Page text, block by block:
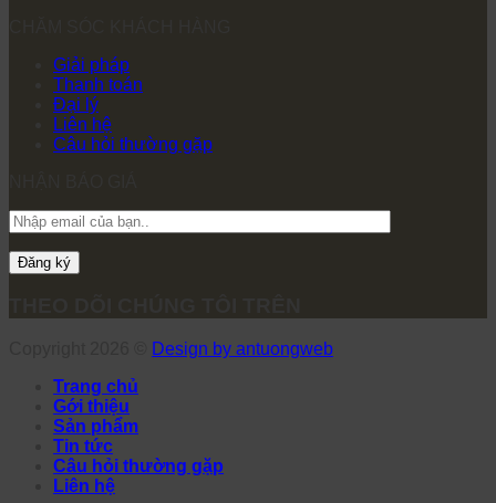
Giải pháp
Thanh toán
Đại lý
Liên hệ
Câu hỏi thường gặp
Design by antuongweb
Trang chủ
Gới thiệu
Sản phẩm
Tin tức
Câu hỏi thường gặp
Liên hệ